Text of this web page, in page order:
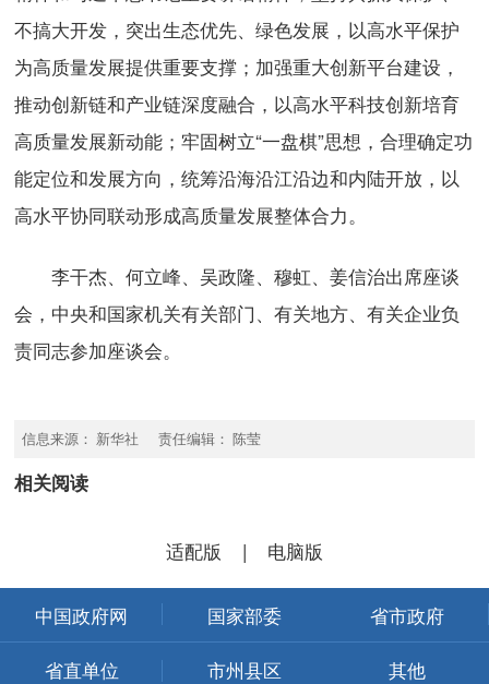
不搞大开发，突出生态优先、绿色发展，以高水平保护
为高质量发展提供重要支撑；加强重大创新平台建设，
推动创新链和产业链深度融合，以高水平科技创新培育
高质量发展新动能；牢固树立“一盘棋”思想，合理确定功
能定位和发展方向，统筹沿海沿江沿边和内陆开放，以
高水平协同联动形成高质量发展整体合力。
李干杰、何立峰、吴政隆、穆虹、姜信治出席座谈
会，中央和国家机关有关部门、有关地方、有关企业负
责同志参加座谈会。
信息来源： 新华社 责任编辑： 陈莹
相关阅读
适配版 | 电脑版
中国政府网 国家部委 省市政府
省直单位 市州县区 其他